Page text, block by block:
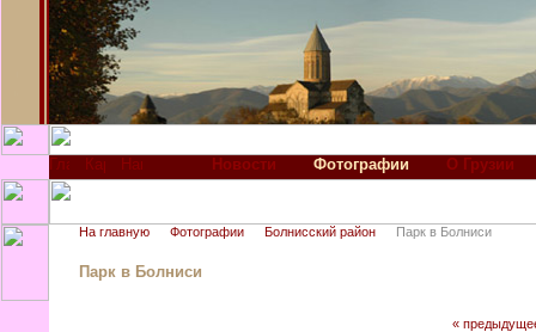
Новости Фотографии О Грузии
На главную Фотографии Болнисский район Парк в Болниси
Парк в Болниси
«